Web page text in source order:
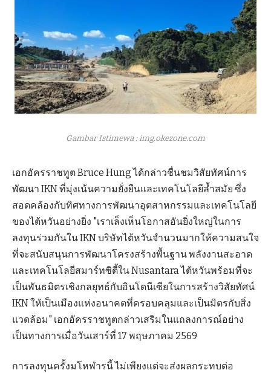
Gambar Istimewa : img.okezone.com
เอกอัครราชทูต Bruce Hung ได้กล่าวชื่นชมวิสัยทัศน์การ
พัฒนา IKN ที่มุ่งเน้นความยั่งยืนและเทคโนโลยีล้ำสมัย ซึ่ง
สอดคล้องกับทิศทางการพัฒนาอุตสาหกรรมและเทคโนโลยี
ของไต้หวันอย่างยิ่ง "เราเล็งเห็นโอกาสอันยิ่งใหญ่ในการ
ลงทุนร่วมกันใน IKN บริษัทไต้หวันจำนวนมากให้ความสนใจ
ที่จะสนับสนุนการพัฒนาโครงสร้างพื้นฐาน พลังงานสะอาด
และเทคโนโลยีสมาร์ทซิตี้ใน Nusantara ไต้หวันพร้อมที่จะ
เป็นพันธมิตรเชิงกลยุทธ์กับอินโดนีเซียในการสร้างวิสัยทัศน์
IKN ให้เป็นเมืองแห่งอนาคตที่ครอบคลุมและเป็นมิตรกับสิ่ง
แวดล้อม" เอกอัครราชทูตกล่าวเสริมในแถลงการณ์อย่าง
เป็นทางการเมื่อวันเสาร์ที่ 17 พฤษภาคม 2569
การลงทุนครั้งมโหฬารนี้ ไม่เพียงแต่จะส่งผลกระทบต่อ